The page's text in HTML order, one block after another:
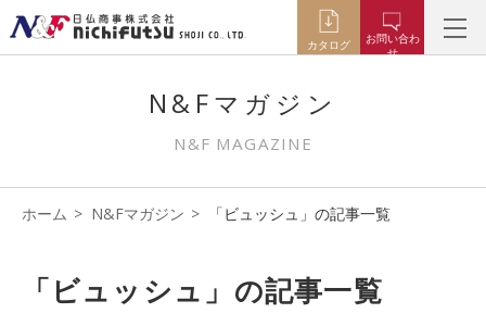
カタログ
お問い合わ
せ
N&Fマガジン
N&F MAGAZINE
ホーム N&Fマガジン 「ビュッシュ」の記事一覧
「ビュッシュ」の記事一覧